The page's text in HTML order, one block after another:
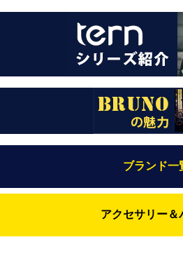
ブランド一
Bianchi（ビアンキ）
BRUNO(ブルーノ)アクセサリー＆